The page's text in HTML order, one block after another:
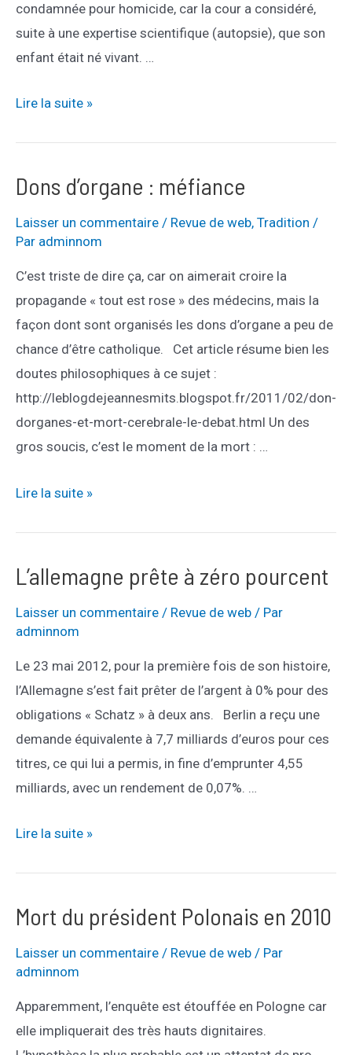
condamnée pour homicide, car la cour a considéré,
suite à une expertise scientifique (autopsie), que son
enfant était né vivant. …
Teodora
mensonges
en
séries
par
nos
journaleux
préférés.
Lire la suite »
Dons d’organe : méfiance
Laisser un commentaire / Revue de web, Tradition /
Par adminnom
C’est triste de dire ça, car on aimerait croire la
propagande « tout est rose » des médecins, mais la
façon dont sont organisés les dons d’organe a peu de
chance d’être catholique. Cet article résume bien les
doutes philosophiques à ce sujet :
http://leblogdejeannesmits.blogspot.fr/2011/02/don-
dorganes-et-mort-cerebrale-le-debat.html Un des
gros soucis, c’est le moment de la mort : …
Dons
méfiance
Lire la suite »
L’allemagne prête à zéro pourcent
Laisser un commentaire / Revue de web / Par
adminnom
Le 23 mai 2012, pour la première fois de son histoire,
l’Allemagne s’est fait prêter de l’argent à 0% pour des
obligations « Schatz » à deux ans. Berlin a reçu une
demande équivalente à 7,7 milliards d’euros pour ces
titres, ce qui lui a permis, in fine d’emprunter 4,55
milliards, avec un rendement de 0,07%. …
L’allemagne
zéro
pourcent
Lire la suite »
Mort du président Polonais en 2010
Laisser un commentaire / Revue de web / Par
adminnom
Apparemment, l’enquête est étouffée en Pologne car
elle impliquerait des très hauts dignitaires.